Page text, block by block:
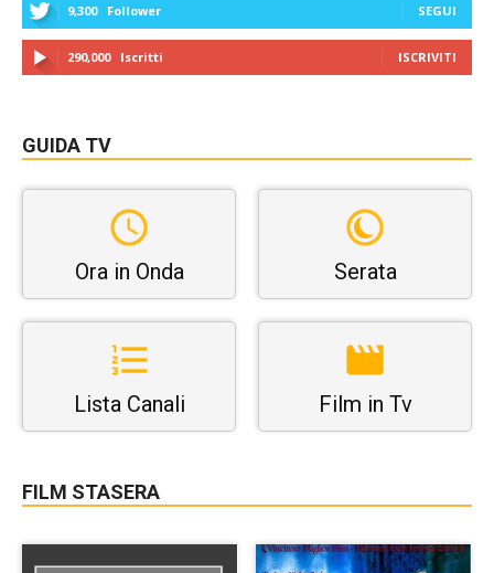
9,300 Follower SEGUI
290,000 Iscritti ISCRIVITI
GUIDA TV
Ora in Onda Serata
Lista Canali Film in Tv
FILM STASERA